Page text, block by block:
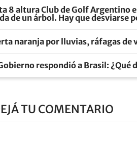
8 altura Club de Golf Argentino
de un árbol. Hay que desviarse
naranja por lluvias, ráfagas de
respondió a Brasil: ¿Qué
TU COMENTARIO